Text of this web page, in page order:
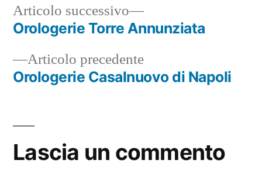
Navigazione
articoli
Articolo precedenteArticolo
precedente:
Orologerie Casalnuovo di Napoli
Articolo successivo
Articolo
successivo:
Orologerie Torre Annunziata
Lascia un commento